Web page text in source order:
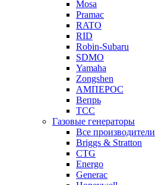
Mosa
Pramac
RATO
RID
Robin-Subaru
SDMO
Yamaha
Zongshen
АМПЕРОС
Вепрь
ТСС
Газовые генераторы
Все производители
Briggs & Stratton
CTG
Energo
Generac